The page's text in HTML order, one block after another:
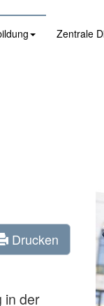
Zentrale
Drucken
in der